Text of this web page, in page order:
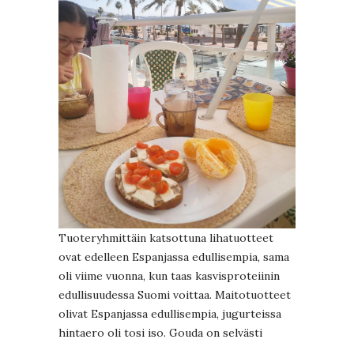
Tuoteryhmittäin katsottuna lihatuotteet
ovat edelleen Espanjassa edullisempia, sama
oli viime vuonna, kun taas kasvisproteiinin
edullisuudessa Suomi voittaa. Maitotuotteet
olivat Espanjassa edullisempia, jugurteissa
hintaero oli tosi iso. Gouda on selvästi